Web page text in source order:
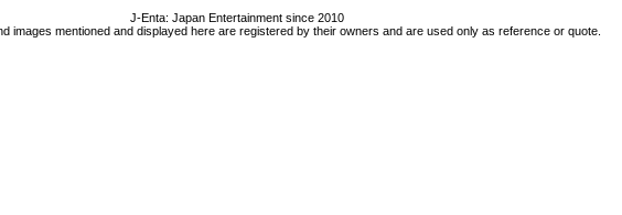
J-Enta: Japan Entertainment since 2010
images mentioned and displayed here are registered by their owners and are used only as reference or quote.